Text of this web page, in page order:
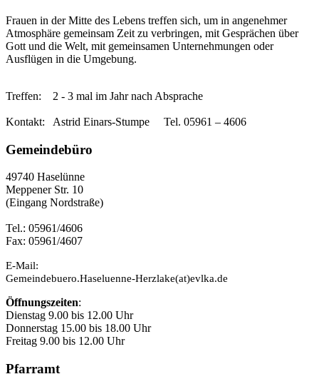
Frauen in der Mitte des Lebens treffen sich, um in angenehmer
Atmosphäre gemeinsam Zeit zu verbringen, mit Gesprächen über
Gott und die Welt, mit gemeinsamen Unternehmungen oder
Ausflügen in die Umgebung.
Treffen: 2 - 3 mal im Jahr nach Absprache
Kontakt: Astrid Einars-Stumpe Tel. 05961 – 4606
Gemeindebüro
49740 Haselünne
Meppener Str. 10
(Eingang Nordstraße)
Tel.: 05961/4606
Fax: 05961/4607
E-Mail:
Gemeindebuero.Haseluenne-Herzlake(at)evlka.de
Öffnungszeiten:
Dienstag 9.00 bis 12.00 Uhr
Donnerstag 15.00 bis 18.00 Uhr
Freitag 9.00 bis 12.00 Uhr
Pfarramt